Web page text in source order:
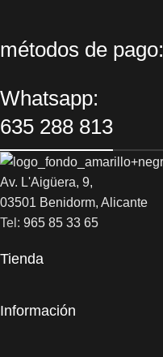
métodos de pago:
Whatsapp:
635 288 813
Av. L'Aigüera, 9,
03501 Benidorm, Alicante
Tel: 965 85 33 65
Tienda
Información